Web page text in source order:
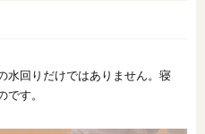
デルハウス
例
水回りだけではありません。寝
す。